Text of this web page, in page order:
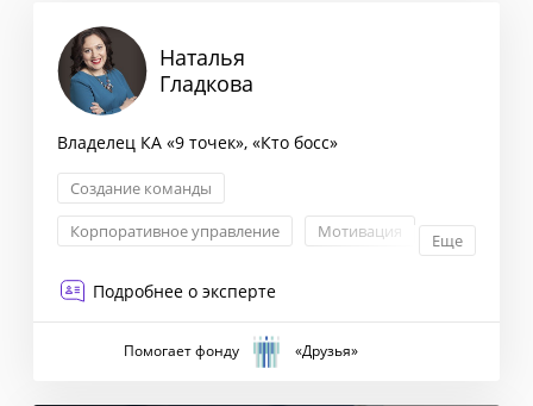
Наталья
Гладкова
Владелец КА «9 точек», «Кто босс»
Создание команды
Корпоративное управление
Мотивация
Еще
Подробнее о эксперте
Помогает фонду «Друзья»